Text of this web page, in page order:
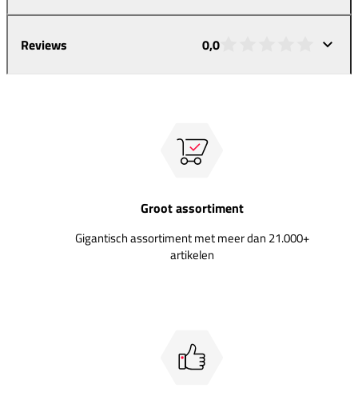
Reviews 0,0
Groot assortiment
Gigantisch assortiment met meer dan 21.000+
artikelen